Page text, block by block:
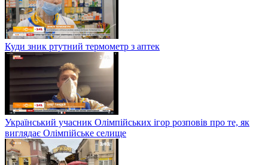
Куди зник ртутний термометр з аптек
Український учасник Олімпійських ігор розповів про те, як
виглядає Олімпійське селище